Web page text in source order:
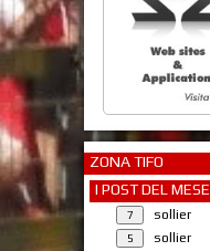
ZONA TIFO
I POST DEL MESE
sollier
sollier